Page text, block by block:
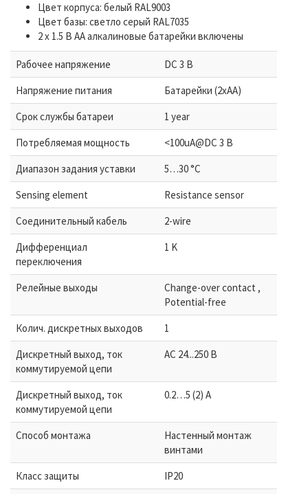
Цвет корпуса: белый RAL9003
Цвет базы: светло серый RAL7035
2 x 1.5 В AA алкалиновые батарейки включены
Рабочее напряжение
DC 3 В
Напряжение питания
Батарейки (2xAA)
Срок службы батареи
1 year
Потребляемая мощность
<100uA@DC 3 В
Диапазон задания уставки
5…30 °C
Sensing element
Resistance sensor
Соединительный кабель
2-wire
Дифференциал
переключения
1 K
Релейные выходы
Change-over contact ,
Potential-free
Колич. дискретных выходов
1
Дискретный выход, ток
коммутируемой цепи
AC 24...250 В
Дискретный выход, ток
коммутируемой цепи
0.2…5 (2) A
Способ монтажа
Настенный монтаж
винтами
Класс защиты
IP20